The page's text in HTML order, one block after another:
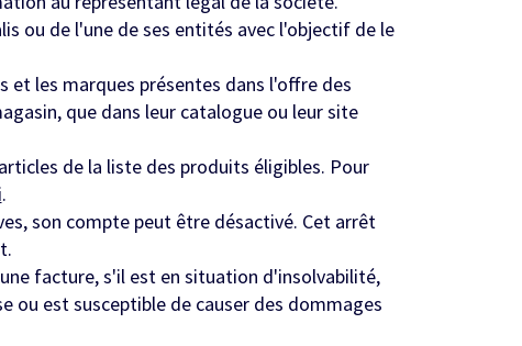
ou de l'une de ses entités avec l'objectif de le
les marques présentes dans l'offre des
que dans leur catalogue ou leur site
de la liste des produits éligibles. Pour
.
son compte peut être désactivé. Cet arrêt
facture, s'il est en situation d'insolvabilité,
est susceptible de causer des dommages